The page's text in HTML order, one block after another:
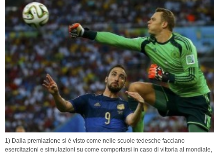
1) Dalla premiazione si è visto come nelle scuole tedesche facciano
esercitazioni e simulazioni su come comportarsi in caso di vittoria al mondiale,